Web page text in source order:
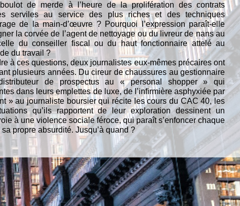
de merde à l’heure de la prolifération des contrats
serviles au service des plus riches et des techniques
de la main-d’œuvre ? Pourquoi l’expression paraît-elle
la corvée de l’agent de nettoyage ou du livreur de nans au
du conseiller fiscal ou du haut fonctionnaire attelé au
du travail ?
à ces questions, deux journalistes eux-mêmes précaires ont
plusieurs années. Du cireur de chaussures au gestionnaire
de prospectus au « personal shopper » qui
dans leurs emplettes de luxe, de l’infirmière asphyxiée par
» au journaliste boursier qui récite les cours du CAC 40, les
qu’ils rapportent de leur exploration dessinent un
à une violence sociale féroce, qui paraît s’enfoncer chaque
propre absurdité. Jusqu’à quand ?